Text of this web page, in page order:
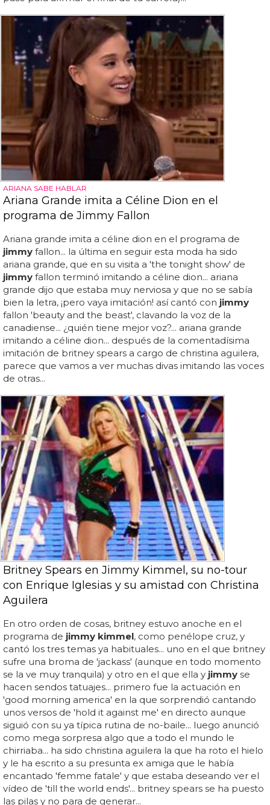
ARIANA SABE HABLAR
Ariana Grande imita a Céline Dion en el
programa de Jimmy Fallon
Ariana grande imita a céline dion en el programa de
jimmy fallon... la última en seguir esta moda ha sido
ariana grande, que en su visita a 'the tonight show' de
jimmy fallon terminó imitando a céline dion... ariana
grande dijo que estaba muy nerviosa y que no se sabía
bien la letra, ¡pero vaya imitación! así cantó con jimmy
fallon 'beauty and the beast', clavando la voz de la
canadiense... ¿quién tiene mejor voz?... ariana grande
imitando a céline dion... después de la comentadísima
imitación de britney spears a cargo de christina aguilera,
parece que vamos a ver muchas divas imitando las voces
de otras...
Britney Spears en Jimmy Kimmel, su no-tour
con Enrique Iglesias y su amistad con Christina
Aguilera
En otro orden de cosas, britney estuvo anoche en el
programa de jimmy kimmel, como penélope cruz, y
cantó los tres temas ya habituales... uno en el que britney
sufre una broma de 'jackass' (aunque en todo momento
se la ve muy tranquila) y otro en el que ella y jimmy se
hacen sendos tatuajes... primero fue la actuación en
'good morning america' en la que sorprendió cantando
unos versos de 'hold it against me' en directo aunque
siguió con su ya típica rutina de no-baile... luego anunció
como mega sorpresa algo que a todo el mundo le
chirriaba... ha sido christina aguilera la que ha roto el hielo
y le ha escrito a su presunta ex amiga que le había
encantado 'femme fatale' y que estaba deseando ver el
vídeo de 'till the world ends'... britney spears se ha puesto
las pilas y no para de generar...